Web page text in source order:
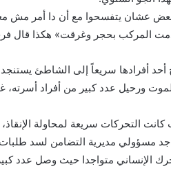
عشان يتفسحوا مع أن دا أمر مش
المركب بحجر وغرقت» هكذا قال
أفرادها سريعاً إلى الشاطئ يستنجد
ورحيل عدد كبير من أفراد أسرته،
مسؤولي مديرية التضامن لسد طلبات
الإنساني متواجدا حيث وصل عدد
راقبت
واشنطن
ثورة
خطوة
بخطوة؟
يوليو خطوة بخطوة؟